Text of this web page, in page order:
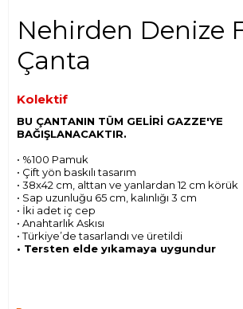
Nehirden Denize
Çanta
Kolektif
BU ÇANTANIN TÜM GELİRİ GAZZE'YE
BAĞIŞLANACAKTIR.
• %100 Pamuk
• Çift yön baskılı tasarım
• 38x42 cm, alttan ve yanlardan 12 cm körük
• Sap uzunluğu 65 cm, kalınlığı 3 cm
• İki adet iç cep
• Anahtarlık Askısı
• Türkiye’de tasarlandı ve üretildi
• Tersten elde yıkamaya uygundur